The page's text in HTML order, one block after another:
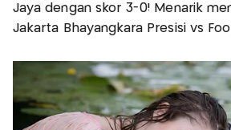
Jaya dengan skor 3-0! Menarik
Jakarta Bhayangkara Presisi vs